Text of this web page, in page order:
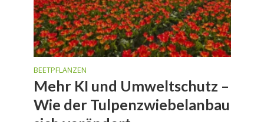
BEETPFLANZEN
Mehr KI und Umweltschutz –
Wie der Tulpenzwiebelanbau